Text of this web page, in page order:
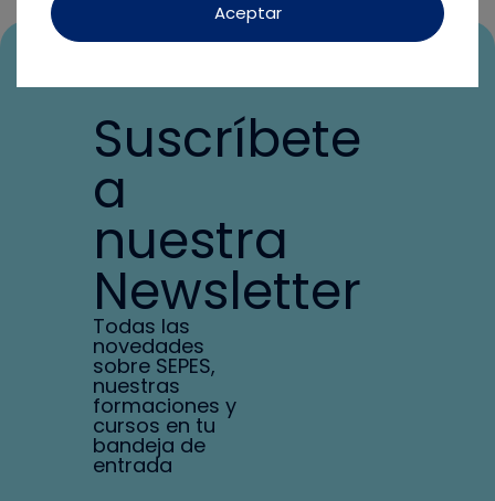
Suscríbete
a
nuestra
Newsletter
Todas las
novedades
sobre SEPES,
nuestras
formaciones y
cursos en tu
bandeja de
entrada
Aceptar